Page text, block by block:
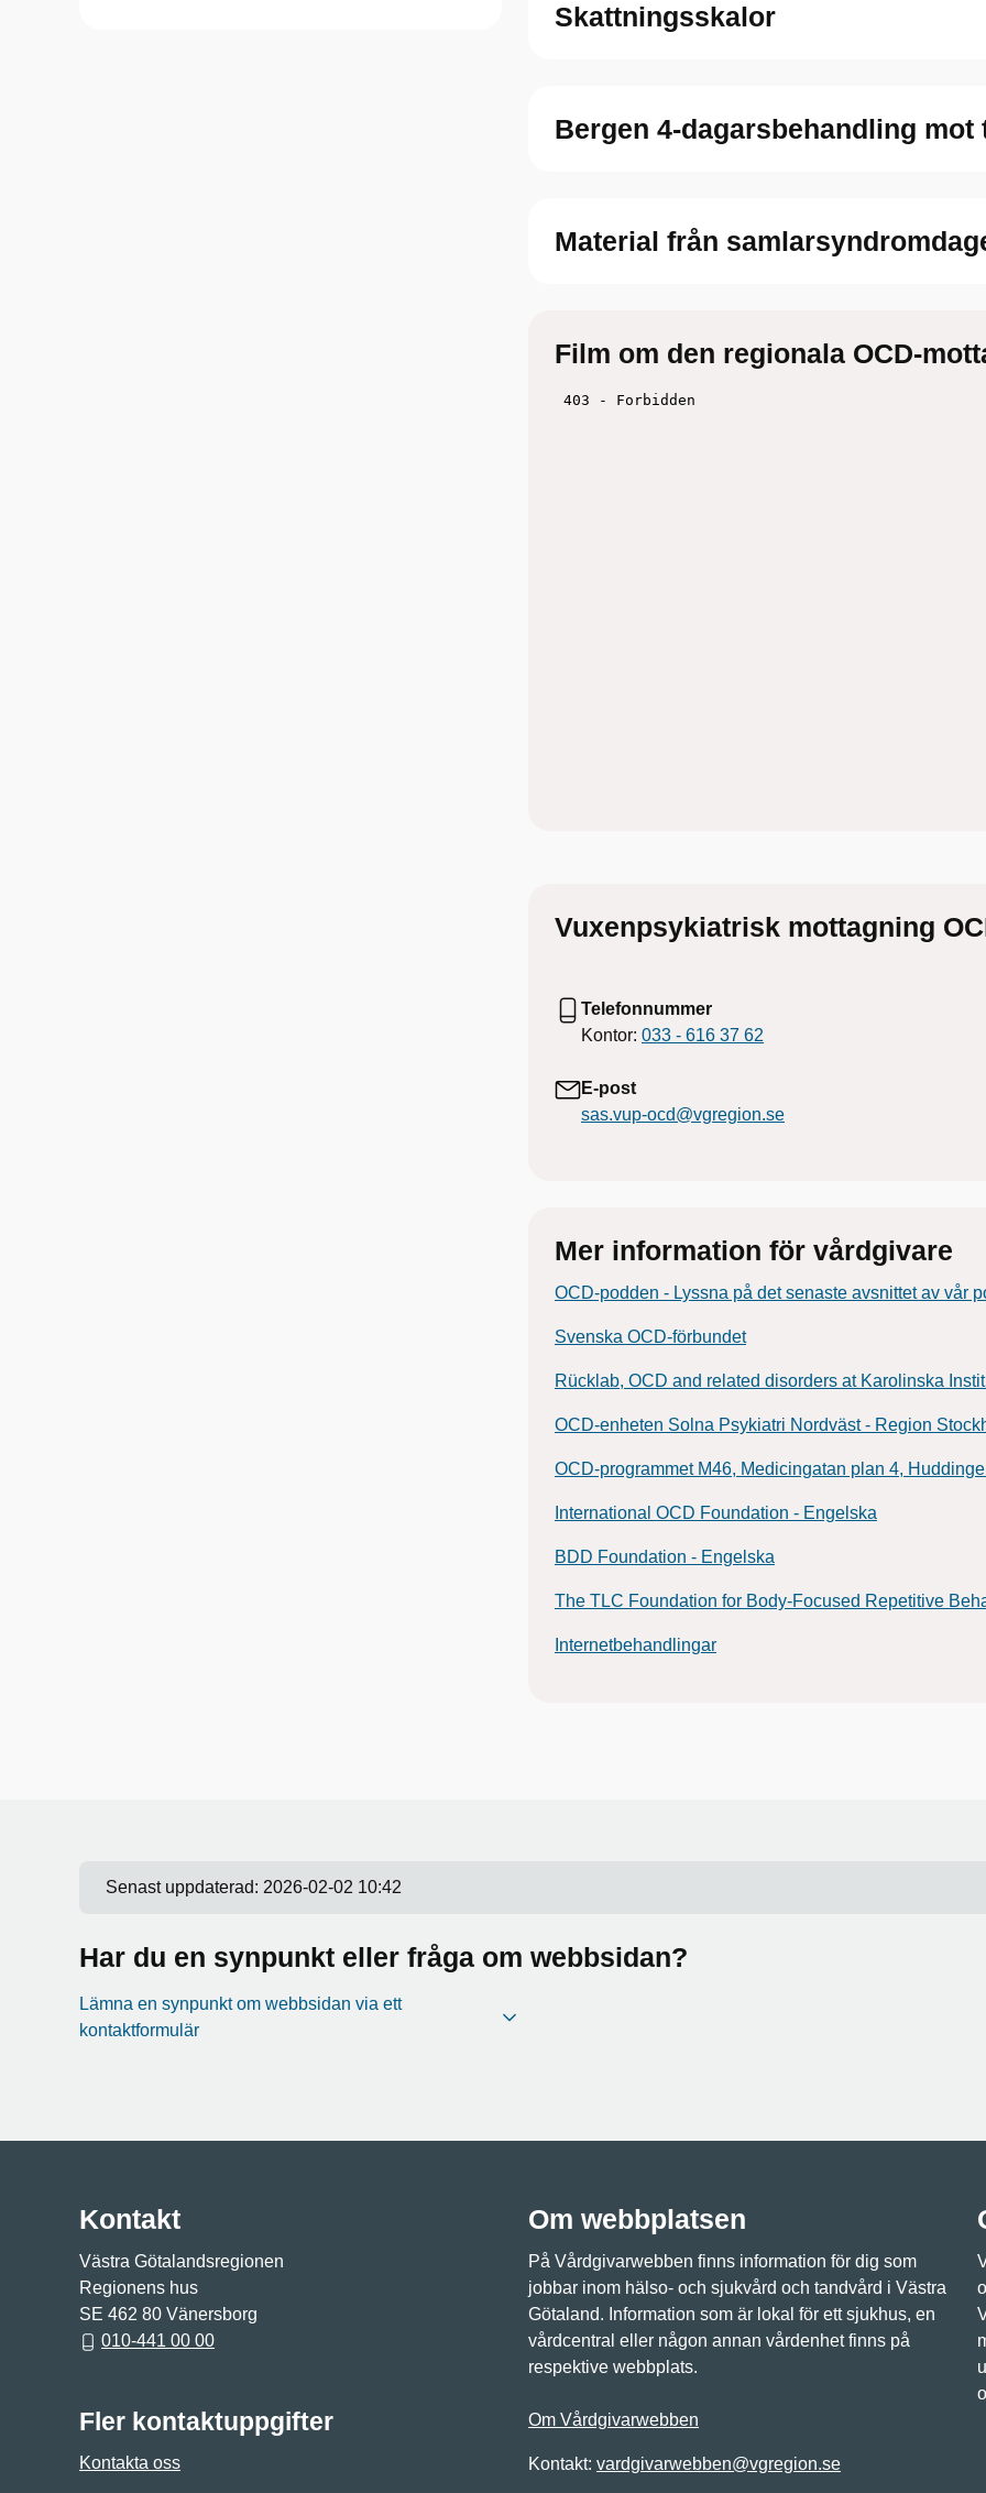
Skattningsskalor
Bergen 4-dagarsbehandling
Material från
Film om den regionala OCD-
Vuxenpsykiatrisk mottagning
Telefonnummer
Kontor: 033 - 616 37 62
E-post
sas.vup-ocd@vgregion.se
Mer information för vårdgivare
OCD-podden - Lyssna på det senaste avsnittet av vår
Svenska OCD-förbundet
Rücklab, OCD and related disorders at Karolinska
OCD-enheten Solna Psykiatri Nordväst - Region
OCD-programmet M46, Medicingatan plan 4,
International OCD Foundation - Engelska
BDD Foundation - Engelska
The TLC Foundation for Body-Focused Repetitive
Internetbehandlingar
Senast uppdaterad: 2026-02-02 10:42
Har du en synpunkt eller fråga om webbsidan?
Lämna en synpunkt om webbsidan via ett
kontaktformulär
Kontakt
Västra Götalandsregionen
Regionens hus
SE 462 80 Vänersborg
010-441 00 00
Fler kontaktuppgifter
Kontakta oss
Om webbplatsen
På Vårdgivarwebben finns information för dig som
jobbar inom hälso- och sjukvård och tandvård i Västra
Götaland. Information som är lokal för ett sjukhus, en
vårdcentral eller någon annan vårdenhet finns på
respektive webbplats.
Om Vårdgivarwebben
Kontakt: vardgivarwebben@vgregion.se